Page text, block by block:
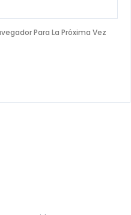
Para La Próxima Vez